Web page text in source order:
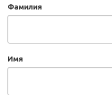
Фамилия
Имя